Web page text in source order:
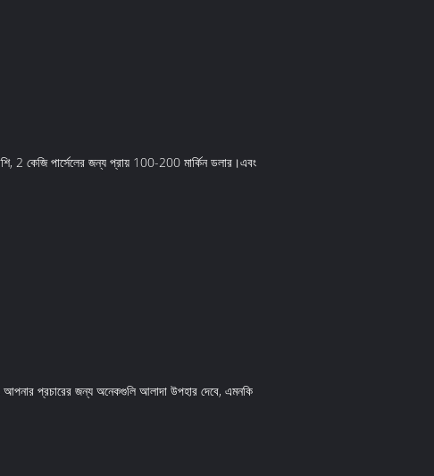
2 কেজি পার্সেলের জন্য প্রায় 100-200 মার্কিন ডলার।এবং
প্রচারের জন্য অনেকগুলি আলাদা উপহার দেবে, এমনকি